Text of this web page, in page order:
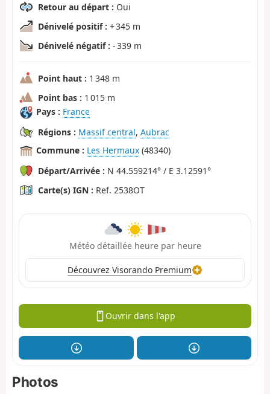
Retour au départ : Oui
Dénivelé positif : + 345 m
Dénivelé négatif : - 339 m
Point haut : 1 348 m
Point bas : 1 015 m
Pays : France
Régions : Massif central, Aubrac
Commune : Les Hermaux (48340)
Départ/Arrivée : N 44.559214° / E 3.12591°
Carte(s) IGN : Ref. 2538OT
Météo détaillée heure par heure
Découvrez Visorando Premium
Ouvrir dans l'app
Photos